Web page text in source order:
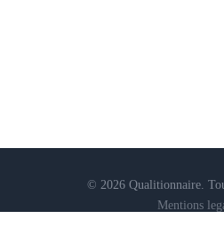
© 2026 Qualitionnaire.
Mentions